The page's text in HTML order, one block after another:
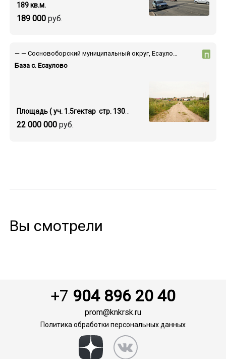
189 000руб.
189 кв.м.
— — Сосновоборский муниципальный округ, Есауловка поселок, ул. Поповича, 36/2
База с. Есаулово
П
22 000 000руб.
Площадь ( уч. 1.5гектар стр. 1300 кв.м.)
Вы смотрели
+7 904 896 20 40
prom@knkrsk.ru
Политика обработки персональных данных